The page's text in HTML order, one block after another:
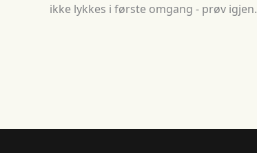
ikke lykkes i første omgang - prøv igjen.